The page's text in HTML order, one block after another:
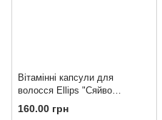
Вітамінні капсули для
волосся Ellips "Сяйво
кольору" - 8 шт.
160.00 грн